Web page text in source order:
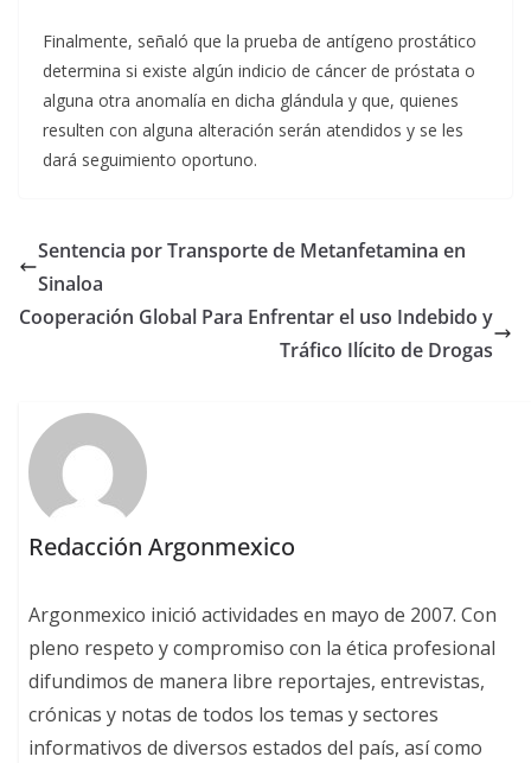
Finalmente, señaló que la prueba de antígeno prostático
determina si existe algún indicio de cáncer de próstata o
alguna otra anomalía en dicha glándula y que, quienes
resulten con alguna alteración serán atendidos y se les
dará seguimiento oportuno.
Sentencia por Transporte de Metanfetamina en
Sinaloa
Cooperación Global Para Enfrentar el uso Indebido y
Tráfico Ilícito de Drogas
Redacción Argonmexico
Argonmexico inició actividades en mayo de 2007. Con
pleno respeto y compromiso con la ética profesional
difundimos de manera libre reportajes, entrevistas,
crónicas y notas de todos los temas y sectores
informativos de diversos estados del país, así como